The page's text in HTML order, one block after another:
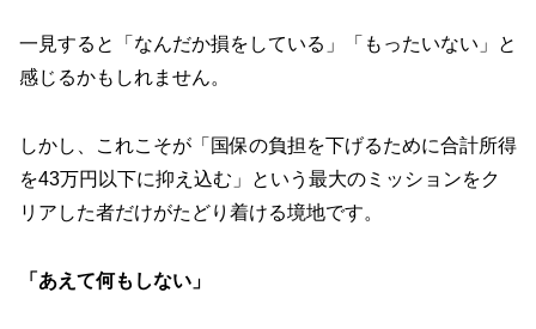
一見すると「なんだか損をしている」「もったいない」と
感じるかもしれません。
しかし、これこそが「国保の負担を下げるために合計所得
を43万円以下に抑え込む」という最大のミッションをク
リアした者だけがたどり着ける境地です。
「あえて何もしない」